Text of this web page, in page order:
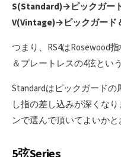
S(Standard)→ピックガー
V(Vintage)→ピックガード
つまり、RS4はRosewood
＆プレートレスの4弦とい
Standardはピックガード
し指の差し込みが深くな
ンで選んで頂いてよいかと
5弦Series